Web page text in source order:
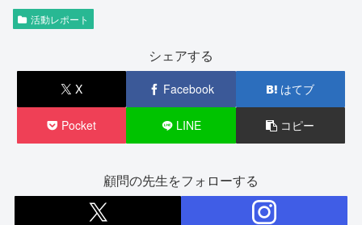
活動レポート
シェアする
X Facebook はてブ
Pocket LINE コピー
顧問の先生をフォローする